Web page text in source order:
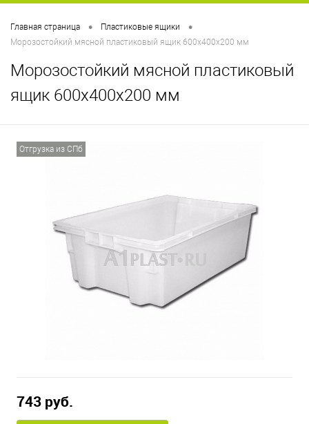
Главная страница • Пластиковые ящики •
Морозостойкий мясной пластиковый ящик 600х400х200 мм
Морозостойкий мясной пластиковый
ящик 600х400х200 мм
Отгрузка из СПб
743 руб.